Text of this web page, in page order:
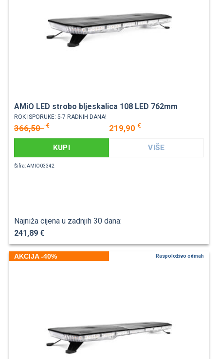
AMiO LED strobo bljeskalica 108 LED 762mm
ROK ISPORUKE: 5-7 RADNIH DANA!
366,50€ 219,90 €
KUPI VIŠE
Šifra: AMIO03342
Najniža cijena u zadnjih 30 dana:
241,89 €
AKCIJA -40% Raspoloživo odmah